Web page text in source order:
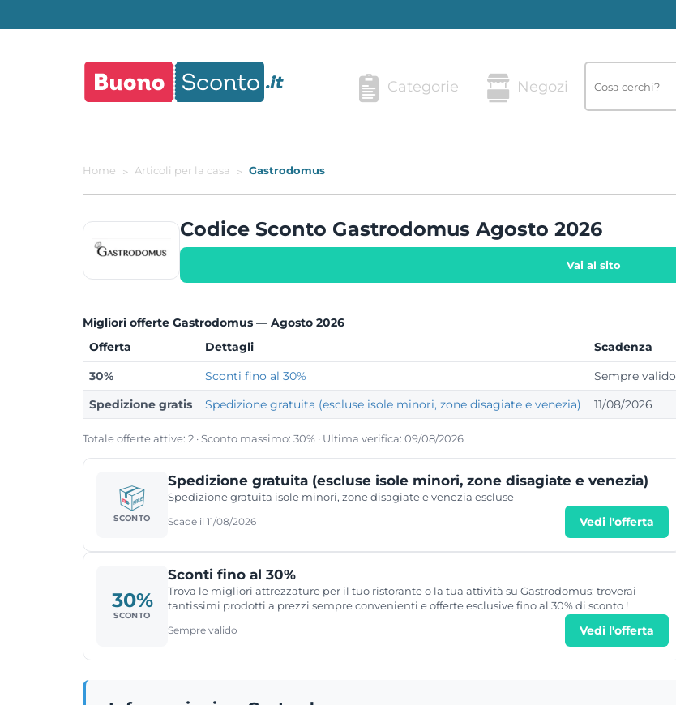
Categorie Negozi
Home Articoli per la casa Gastrodomus
Codice Sconto Gastrodomus Agosto 2026
Vai al sito
Migliori offerte Gastrodomus — Agosto 2026
Offerta
Dettagli
Scadenza
30%
Sconti fino al 30%
Sempre valido
Spedizione gratis
Spedizione gratuita (escluse isole minori, zone disagiate e venezia) 11/08/2026
Totale offerte attive: 2 · Sconto massimo: 30% · Ultima verifica: 09/08/2026
SCONTO
Spedizione gratuita (escluse isole minori, zone disagiate e venezia)
Spedizione gratuita isole minori, zone disagiate e venezia escluse
Scade il 11/08/2026 Vedi l'offerta
30%
SCONTO
Sconti fino al 30%
Trova le migliori attrezzature per il tuo ristorante o la tua attività su Gastrodomus: troverai
tantissimi prodotti a prezzi sempre convenienti e offerte esclusive fino al 30% di sconto !
Sempre valido Vedi l'offerta